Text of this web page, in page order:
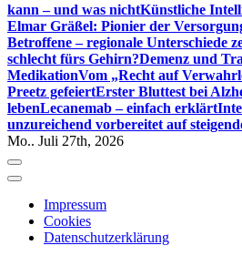
kann – und was nichtKünstliche
Elmar Gräßel: Pionier der
Betroffene – regionale Unterschiede
schlecht fürs Gehirn?Demenz und
MedikationVom „Recht auf
Preetz gefeiertErster Bluttest bei
lebenLecanemab – einfach erklärt
unzureichend vorbereitet auf
Mo.. Juli 27th, 2026
Impressum
Cookies
Datenschutzerklärung